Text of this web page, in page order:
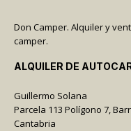
Don Camper. Alquiler y
camper.
ALQUILER DE
Guillermo Solana
Parcela 113 Polígono 7,
Cantabria